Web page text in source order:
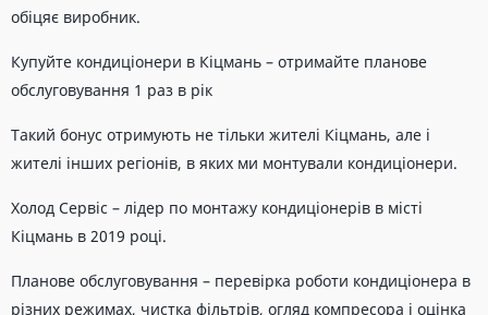
обіцяє виробник.
Купуйте кондиціонери в Кіцмань – отримайте планове
обслуговування 1 раз в рік
Такий бонус отримують не тільки жителі Кіцмань, але і
жителі інших регіонів, в яких ми монтували кондиціонери.
Холод Сервіс – лідер по монтажу кондиціонерів в місті
Кіцмань в 2019 році.
Планове обслуговування – перевірка роботи кондиціонера в
різних режимах, чистка фільтрів, огляд компресора і оцінка